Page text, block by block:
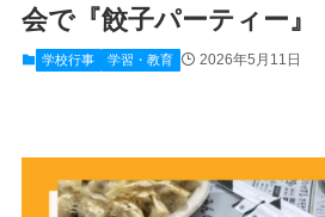
会で『餃子パーティー』
学校行事 学習・教育 2026年5月11日